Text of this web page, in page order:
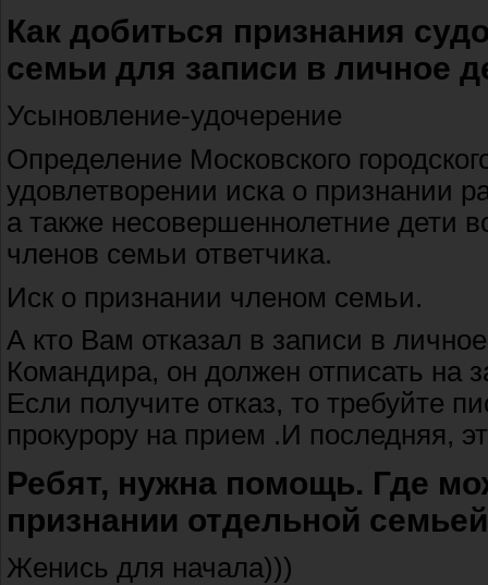
Как добиться признания
семьи для записи в личное
Усыновление-удочерение
Определение Московского
удовлетворении иска о признании
а также несовершеннолетние дети
членов семьи ответчика.
Иск о признании членом семьи.
А кто Вам отказал в записи в
Командира, он должен отписать
Если получите отказ, то требуйте
прокурору на прием .И последняя,
Ребят, нужна помощь. Где
признании отдельной семьей
Женись для начала)))